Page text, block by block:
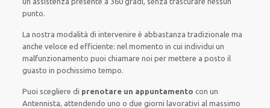
punto.
La nostra modalità di intervenire è abbastanza tradizionale ma
anche veloce ed efficiente: nel momento in cuiindividuiun
malfunzionamento puoi chiamare noi permettere a posto il
guasto in pochissimo tempo.
Puoi scegliere di prenotare un appuntamento con un
Antennista, attendendouno o due giorni lavorativi al massimo